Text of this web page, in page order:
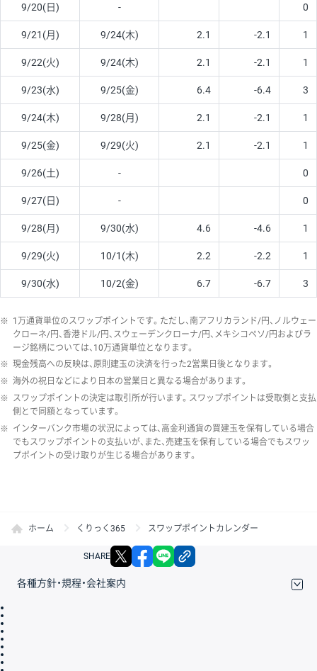
9/20(日) - 0
9/21(月) 9/24(木) 2.1 -2.1 1
9/22(火) 9/24(木) 2.1 -2.1 1
9/23(水) 9/25(金) 6.4 -6.4 3
9/24(木) 9/28(月) 2.1 -2.1 1
9/25(金) 9/29(火) 2.1 -2.1 1
9/26(土) - 0
9/27(日) - 0
9/28(月) 9/30(水) 4.6 -4.6 1
9/29(火) 10/1(木) 2.2 -2.2 1
9/30(水) 10/2(金) 6.7 -6.7 3
※ 1万通貨単位のスワップポイントです。ただし、南アフリカランド/円、ノルウェー
クローネ/円、香港ドル/円、スウェーデンクローナ/円、メキシコペソ/円およびラ
ージ銘柄については、10万通貨単位となります。
※ 現金残高への反映は、原則建玉の決済を行った2営業日後となります。
※ 海外の祝日などにより日本の営業日と異なる場合があります。
※ スワップポイントの決定は取引所が行います。スワップポイントは受取側と支払
側とで同額となっています。
※ インターバンク市場の状況によっては、高金利通貨の買建玉を保有している場合
でもスワップポイントの支払いが、また、売建玉を保有している場合でもスワッ
プポイントの受け取りが生じる場合があります。
ホーム くりっく365 スワップポイントカレンダー
SHARE X facebook
各種方針・規程・会社案内